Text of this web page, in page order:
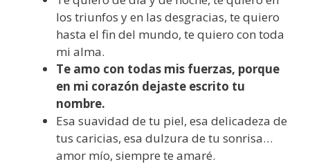
los triunfos y en las desgracias, te quiero
hasta el fin del mundo, te quiero con toda
mi alma.
Te amo con todas mis fuerzas, porque
en mi corazón dejaste escrito tu
nombre.
Esa suavidad de tu piel, esa delicadeza de
tus caricias, esa dulzura de tu sonrisa…
amor mío, siempre te amaré.